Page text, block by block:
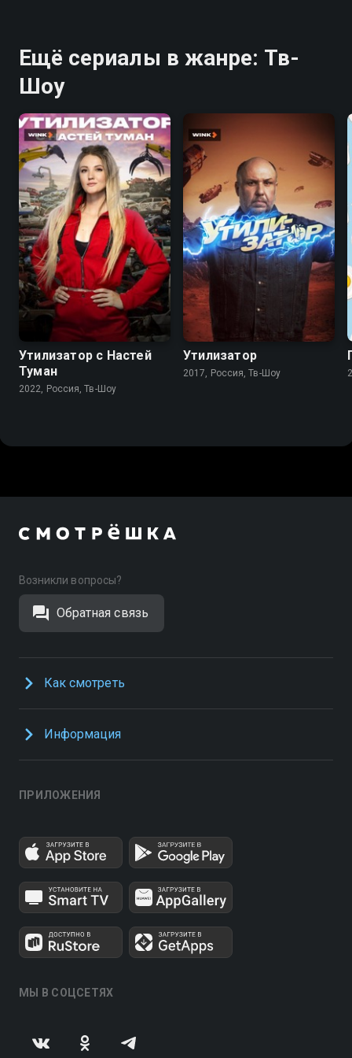
Ещё сериалы в жанре: Тв-
Шоу
Утилизатор с Настей
Туман
2022, Россия, Тв-Шоу
7.4
Утилизатор
2017, Россия, Тв-Шоу
Возникли вопросы?
Обратная связь
Как смотреть
Информация
ПРИЛОЖЕНИЯ
МЫ В СОЦСЕТЯХ